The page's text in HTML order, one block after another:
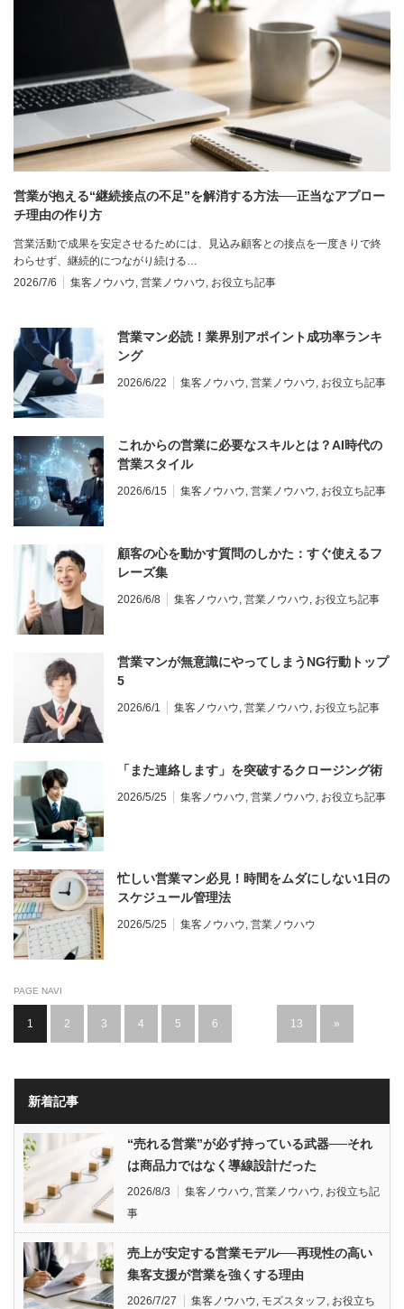
営業が抱える“継続接点の不足”を解消する方法──正当なアプロー
チ理由の作り方
営業活動で成果を安定させるためには、見込み顧客との接点を一度きりで終
わらせず、継続的につながり続ける…
2026/7/6
集客ノウハウ, 営業ノウハウ, お役立ち記事
営業マン必読！業界別アポイント成功率ランキ
ング
2026/6/22 集客ノウハウ, 営業ノウハウ, お役立ち記事
これからの営業に必要なスキルとは？AI時代の
営業スタイル
2026/6/15 集客ノウハウ, 営業ノウハウ, お役立ち記事
顧客の心を動かす質問のしかた：すぐ使えるフ
レーズ集
2026/6/8 集客ノウハウ, 営業ノウハウ, お役立ち記事
営業マンが無意識にやってしまうNG行動トップ
5
2026/6/1 集客ノウハウ, 営業ノウハウ, お役立ち記事
「また連絡します」を突破するクロージング術
2026/5/25 集客ノウハウ, 営業ノウハウ, お役立ち記事
忙しい営業マン必見！時間をムダにしない1日の
スケジュール管理法
2026/5/25 集客ノウハウ, 営業ノウハウ
PAGE NAVI
1 2 3 4 5 6 13 »
新着記事
“売れる営業”が必ず持っている武器──それ
は商品力ではなく導線設計だった
2026/8/3 集客ノウハウ, 営業ノウハウ, お役立ち記
事
売上が安定する営業モデル──再現性の高い
集客支援が営業を強くする理由
2026/7/27 集客ノウハウ, モズスタッフ, お役立ち